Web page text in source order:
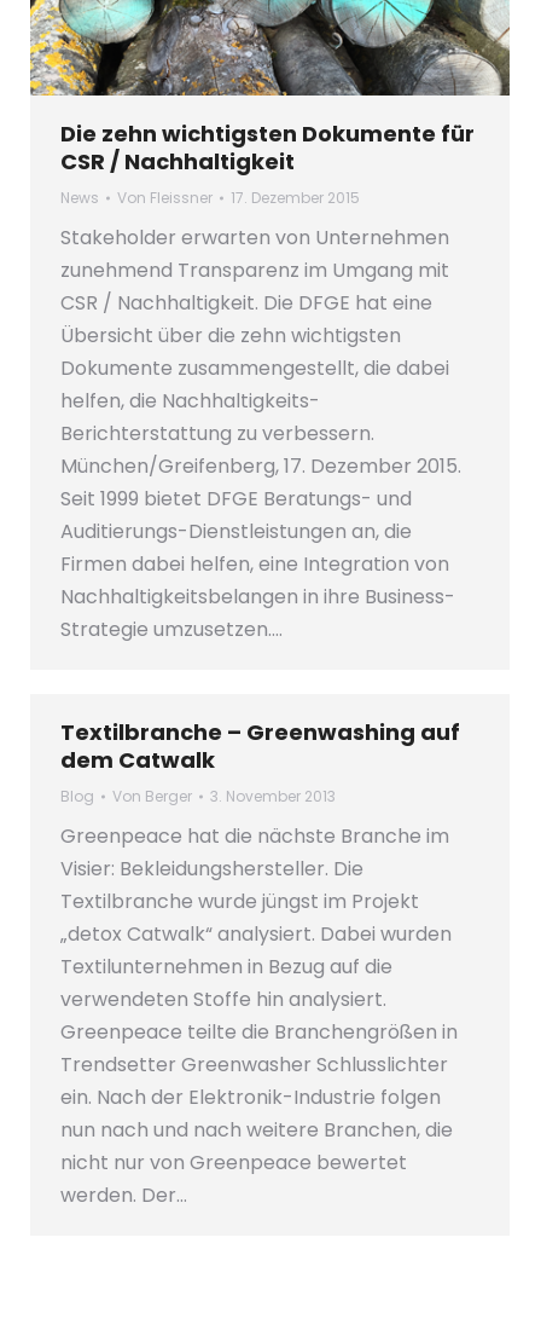
Die zehn wichtigsten Dokumente für
CSR / Nachhaltigkeit
News Von Fleissner 17. Dezember 2015
Stakeholder erwarten von Unternehmen
zunehmend Transparenz im Umgang mit
CSR / Nachhaltigkeit. Die DFGE hat eine
Übersicht über die zehn wichtigsten
Dokumente zusammengestellt, die dabei
helfen, die Nachhaltigkeits-
Berichterstattung zu verbessern.
München/Greifenberg, 17. Dezember 2015.
Seit 1999 bietet DFGE Beratungs- und
Auditierungs-Dienstleistungen an, die
Firmen dabei helfen, eine Integration von
Nachhaltigkeitsbelangen in ihre Business-
Strategie umzusetzen.…
Textilbranche – Greenwashing auf
dem Catwalk
Blog Von Berger 3. November 2013
Greenpeace hat die nächste Branche im
Visier: Bekleidungshersteller. Die
Textilbranche wurde jüngst im Projekt
„detox Catwalk“ analysiert. Dabei wurden
Textilunternehmen in Bezug auf die
verwendeten Stoffe hin analysiert.
Greenpeace teilte die Branchengrößen in
Trendsetter Greenwasher Schlusslichter
ein. Nach der Elektronik-Industrie folgen
nun nach und nach weitere Branchen, die
nicht nur von Greenpeace bewertet
werden. Der…